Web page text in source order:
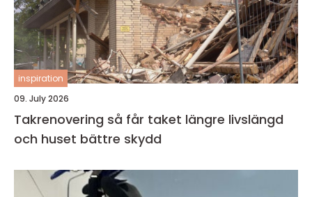
inspiration
09. July 2026
Takrenovering så får taket längre livslängd
och huset bättre skydd